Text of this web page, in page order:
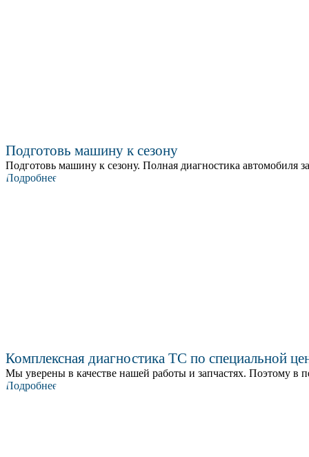
Подготовь машину к сезону
Подготовь машину к сезону. Полная диагностика автомобиля
Подробнее
Комплексная диагностика ТС по специальной
Мы уверены в качестве нашей работы и запчастях. Поэтому в
Подробнее